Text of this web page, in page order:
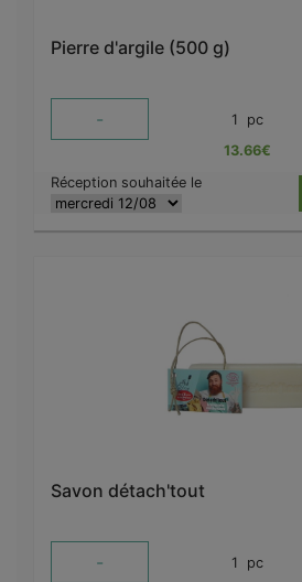
Pierre d'argile (500 g)
- 1 pc
13.66€
Réception souhaitée le
Savon détach'tout
- 1 pc